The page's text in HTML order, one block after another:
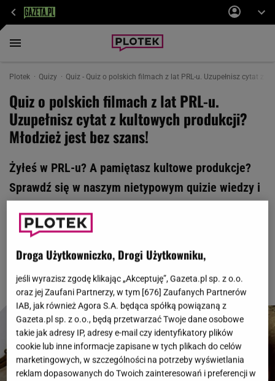
Plotek Quizy Quiz - Quiz o polskich filmach z lat PRL-u. Uzupełnisz cytat z
Quiz o polskich filmach z lat PRL-u.
Uzupełnisz cytat z kultowych produkcji?
Młodzież jest bez szans!
Żyłeś w PRL-u? A pamiętasz kultowe produkcje?
Sprawdź się w naszym nietypowym quizie wiedzy i
Młodzież jest bez szans na komplet! Poradzisz
sobie? Trzymamy mocno kciuki!
Droga Użytkowniczko, Drogi Użytkowniku,
jeśli wyrazisz zgodę klikając „Akceptuję”, Gazeta.pl sp. z o.o.
oraz jej Zaufani Partnerzy, w tym [676] Zaufanych Partnerów
IAB, jak również Agora S.A. będąca spółką powiązaną z
Gazeta.pl sp. z o.o., będą przetwarzać Twoje dane osobowe
takie jak adresy IP, adresy e-mail czy identyfikatory plików
cookie lub inne informacje zapisane w tych plikach do celów
marketingowych, w szczególności na potrzeby wyświetlania
reklam dopasowanych do Twoich zainteresowań i preferencji w